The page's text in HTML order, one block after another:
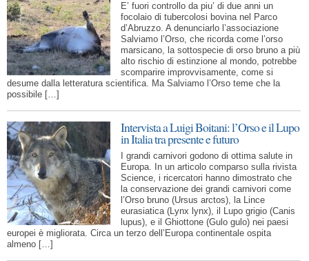
E’ fuori controllo da piu’ di due anni un
focolaio di tubercolosi bovina nel Parco
d’Abruzzo. A denunciarlo l’associazione
Salviamo l’Orso, che ricorda come l’orso
marsicano, la sottospecie di orso bruno a più
alto rischio di estinzione al mondo, potrebbe
scomparire improvvisamente, come si
desume dalla letteratura scientifica. Ma Salviamo l’Orso teme che la
possibile […]
Intervista a Luigi Boitani: l’Orso e il Lupo
in Italia tra presente e futuro
I grandi carnivori godono di ottima salute in
Europa. In un articolo comparso sulla rivista
Science, i ricercatori hanno dimostrato che
la conservazione dei grandi carnivori come
l’Orso bruno (Ursus arctos), la Lince
eurasiatica (Lynx lynx), il Lupo grigio (Canis
lupus), e il Ghiottone (Gulo gulo) nei paesi
europei è migliorata. Circa un terzo dell’Europa continentale ospita
almeno […]